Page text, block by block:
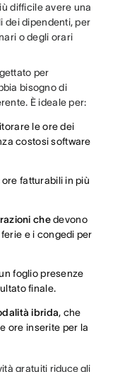
difficile avere una
dei dipendenti, per
o degli orari
per
bisogno di
È ideale per:
le ore dei
costosi software
fatturabili in più
chedevono
e i congedi per
foglio presenze
finale.
ibrida, che
ore inserite per la
gratuiti riduce gli